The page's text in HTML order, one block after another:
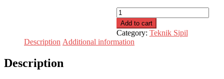
Metode
Elemen
Hingga
quantity
Add to cart
Category: Teknik Sipil
Description Additional information
Description